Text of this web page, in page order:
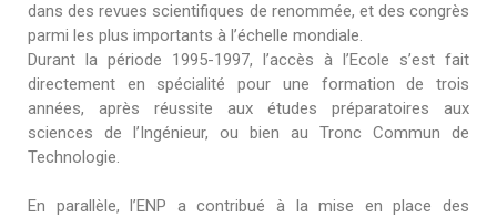
dans des revues scientifiques de renommée, et des congrès
parmi les plus importants à l’échelle mondiale.
Durant la période 1995-1997, l’accès à l’Ecole s’est fait
directement en spécialité pour une formation de trois
années, après réussite aux études préparatoires aux
sciences de l’Ingénieur, ou bien au Tronc Commun de
Technologie.
En parallèle, l’ENP a contribué à la mise en place des